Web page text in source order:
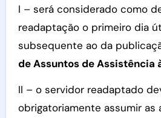
I – será considerado como
readaptação o primeiro dia
subsequente ao da
de Assuntos de Assistência
II – o servidor readaptado
obrigatoriamente assumir as